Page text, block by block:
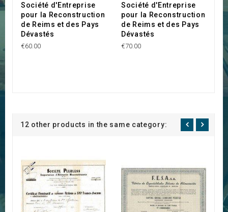
Société d'Entreprise
pour la Reconstruction
de Reims et des Pays
Dévastés
€60.00
Société d'Entreprise
pour la Reconstruction
de Reims et des Pays
Dévastés
€70.00
12 other products in the same category: